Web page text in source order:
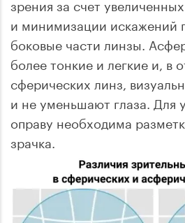
зрения за счет
и минимизации искажений
боковые части линзы.
более тонкие и легкие и, в
сферических линз,
и не уменьшают глаза. Для
оправу необходима
зрачка.